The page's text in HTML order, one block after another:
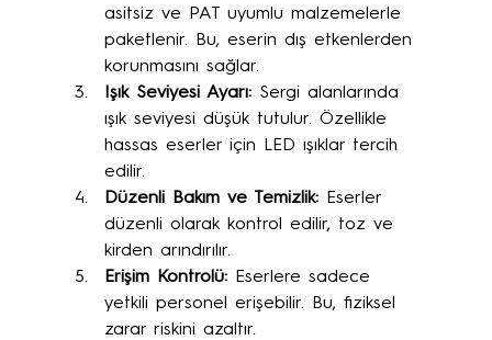
asitsiz ve PAT uyumlu malzemelerle
paketlenir. Bu, eserin dış etkenlerden
korunmasını sağlar.
Işık Seviyesi Ayarı: Sergi alanlarında
ışık seviyesi düşük tutulur. Özellikle
hassas eserler için LED ışıklar tercih
edilir.
Düzenli Bakım ve Temizlik: Eserler
düzenli olarak kontrol edilir, toz ve
kirden arındırılır.
Erişim Kontrolü: Eserlere sadece
yetkili personel erişebilir. Bu, fiziksel
zarar riskini azaltır.